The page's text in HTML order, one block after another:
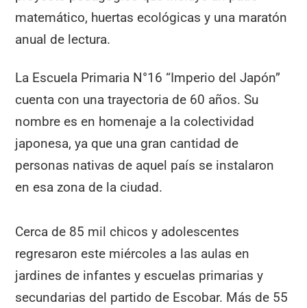
matemático, huertas ecológicas y una maratón
anual de lectura.
La Escuela Primaria N°16 “Imperio del Japón”
cuenta con una trayectoria de 60 años. Su
nombre es en homenaje a la colectividad
japonesa, ya que una gran cantidad de
personas nativas de aquel país se instalaron
en esa zona de la ciudad.
Cerca de 85 mil chicos y adolescentes
regresaron este miércoles a las aulas en
jardines de infantes y escuelas primarias y
secundarias del partido de Escobar. Más de 55